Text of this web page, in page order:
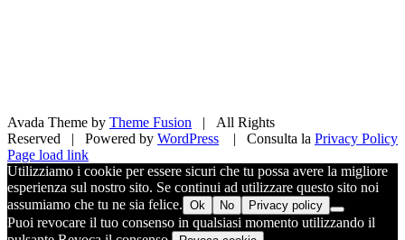
Avada Theme by Theme Fusion | All Rights
Reserved | Powered by WordPress | Consulta la Privacy Policy
Facebook
X
Pinterest
Instagram
Page load link
Utilizziamo i cookie per essere sicuri che tu possa avere la migliore
esperienza sul nostro sito. Se continui ad utilizzare questo sito noi
assumiamo che tu ne sia felice. Ok No Privacy policy
Puoi revocare il tuo consenso in qualsiasi momento utilizzando il